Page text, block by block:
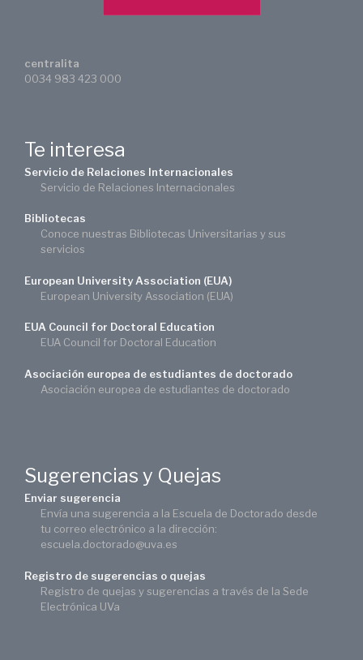
centralita
0034 983 423 000
Te interesa
Servicio de Relaciones Internacionales
Servicio de Relaciones Internacionales
Bibliotecas
Conoce nuestras Bibliotecas Universitarias y sus
servicios
European University Association (EUA)
European University Association (EUA)
EUA Council for Doctoral Education
EUA Council for Doctoral Education
Asociación europea de estudiantes de doctorado
Asociación europea de estudiantes de doctorado
Sugerencias y Quejas
Enviar sugerencia
Envía una sugerencia a la Escuela de Doctorado desde
tu correo electrónico a la dirección:
escuela.doctorado@uva.es
Registro de sugerencias o quejas
Registro de quejas y sugerencias a través de la Sede
Electrónica UVa